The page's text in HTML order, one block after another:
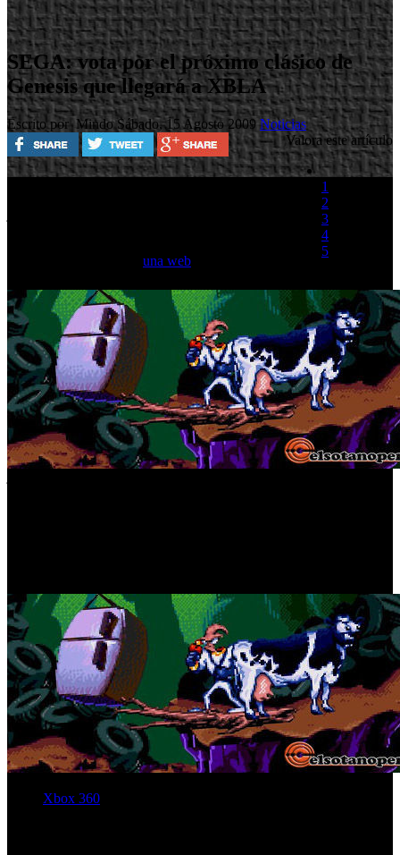
SEGA: vota por el próximo clásico de
Genesis que llegará a XBLA
Escrito por MindoSábado, 15 Agosto 2009 Noticias
Valora este artículo
1
2
3
4
5
Para celebrar el 20 aniversario de la consola
una web
Xbox 360